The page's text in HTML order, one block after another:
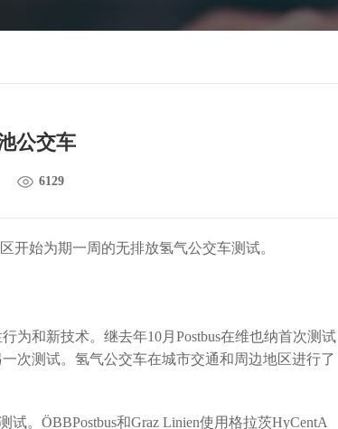
公交车
6129
开始为期一周的无排放氢气公交车测试。
为和新技术。继去年10月 Postbus在维也纳首次测试
次测试。氢气公交车在城市交通和周边地区进行了
试。 ÖBBPostbus和Graz Linien使用格拉茨HyCentA